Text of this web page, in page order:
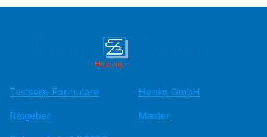
Testseite Formulare
Ratgeber
Henke GmbH
Master